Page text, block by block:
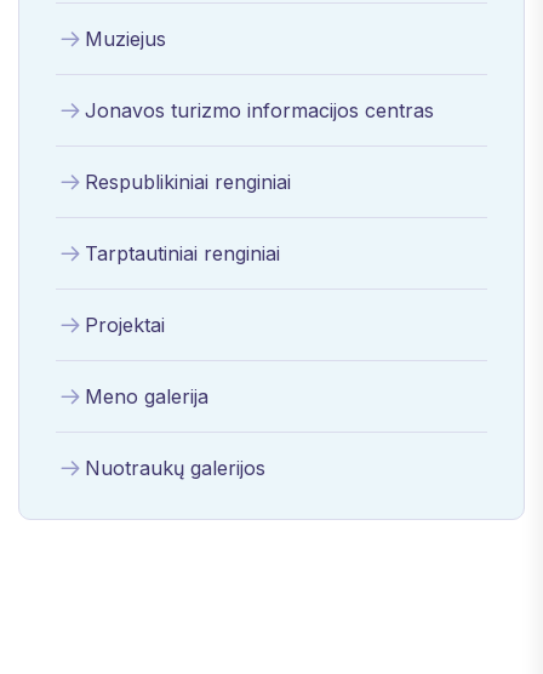
Muziejus
Jonavos turizmo informacijos centras
Respublikiniai renginiai
Tarptautiniai renginiai
Projektai
Meno galerija
Nuotraukų galerijos